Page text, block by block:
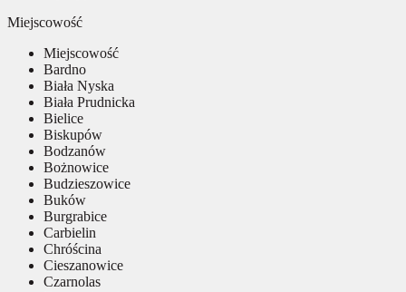
Miejscowość
Miejscowość
Bardno
Biała Nyska
Biała Prudnicka
Bielice
Biskupów
Bodzanów
Bożnowice
Budzieszowice
Buków
Burgrabice
Carbielin
Chróścina
Cieszanowice
Czarnolas